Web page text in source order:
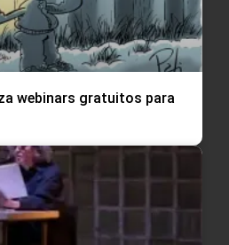
webinars gratuitos para